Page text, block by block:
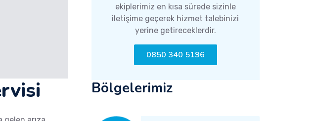
ekiplerimiz en kısa sürede sizinle
iletişime geçerek hizmet talebinizi
yerine getireceklerdir.
0850 340 5196
Bölgelerimiz